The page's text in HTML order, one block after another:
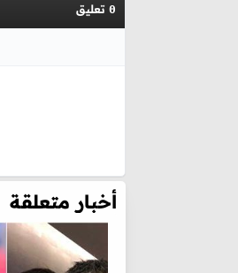
0 تعليق
أخبار متعلقة